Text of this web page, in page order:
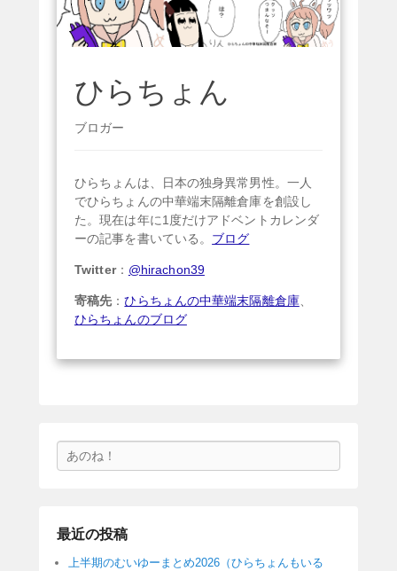
ひらちょん
ブロガー
ひらちょんは、日本の独身異常男性。一人
でひらちょんの中華端末隔離倉庫を創設し
た。現在は年に1度だけアドベントカレンダ
ーの記事を書いている。 ブログ
Twitter： @hirachon39
寄稿先 ：ひらちょんの中華端末隔離倉庫、
ひらちょんのブログ
索
最近の投稿
上半期のむいゆーまとめ2026（ひらちょんもいる